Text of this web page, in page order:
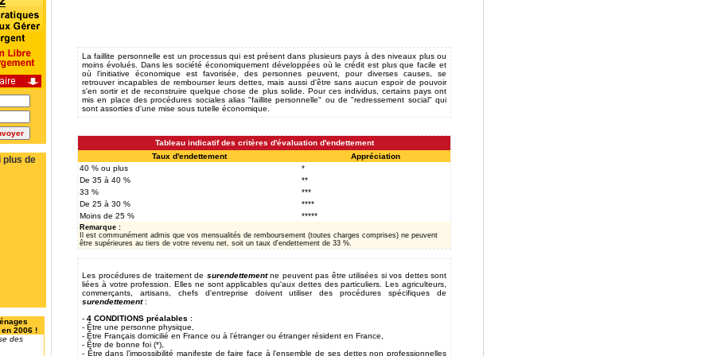
plus de
2006 !
des
La faillite personnelle est un processus qui est présent dans plusieurs pays à des niveaux plus ou
moins évolués. Dans les société économiquement développées où le crédit est plus que facile et
où l'initiative économique est favorisée, des personnes peuvent, pour diverses causes, se
retrouver incapables de rembourser leurs dettes, mais aussi d'être sans aucun espoir de pouvoir
s'en sortir et de reconstruire quelque chose de plus solide. Pour ces individus, certains pays ont
mis en place des procédures sociales alias "faillite personnelle" ou de "redressement social" qui
sont assorties d'une mise sous tutelle économique.
Tableau indicatif des critères d'évaluation d'endettement
Taux d'endettement
Appréciation
40 % ou plus
*
De 35 à 40 %
**
33 %
***
De 25 à 30 %
****
Moins de 25 %
*****
Remarque :
Il est communément admis que vos mensualités de remboursement (toutes charges comprises) ne peuvent
être supérieures au tiers de votre revenu net, soit un taux d'endettement de 33 %.
Les procédures de traitement de surendettementne peuvent pas être utilisées si vos dettes sont
liées à votre profession. Elles ne sont applicables qu'aux dettes des particuliers. Les agriculteurs,
commerçants, artisans, chefs d'entreprise doivent utiliser des procédures spécifiques de
surendettement:
- 4 CONDITIONS préalables :
- Être une personne physique,
- Être Français domicilié en France ou à l’étranger ou étranger résident en France,
- Être de bonne foi (*),
- Être dans l’impossibilité manifeste de faire face à l’ensemble de ses dettes non professionnelles